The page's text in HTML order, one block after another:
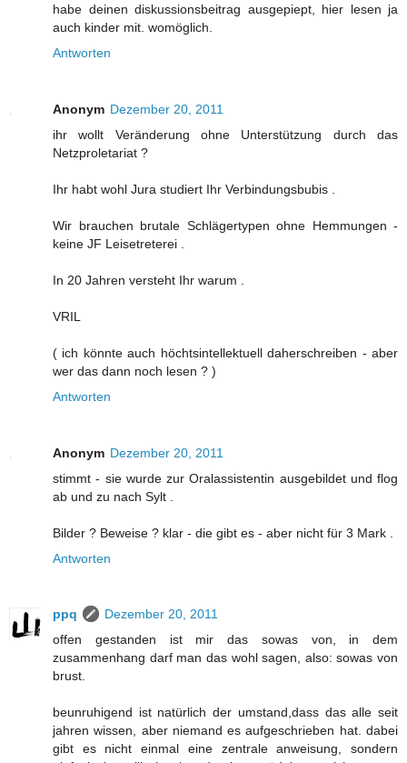
habe deinen diskussionsbeitrag ausgepiept, hier lesen ja
auch kinder mit. womöglich.
Antworten
Anonym Dezember 20, 2011
ihr wollt Veränderung ohne Unterstützung durch das
Netzproletariat ?
Ihr habt wohl Jura studiert Ihr Verbindungsbubis .
Wir brauchen brutale Schlägertypen ohne Hemmungen -
keine JF Leisetreterei .
In 20 Jahren versteht Ihr warum .
VRIL
( ich könnte auch höchtsintellektuell daherschreiben - aber
wer das dann noch lesen ? )
Antworten
Anonym Dezember 20, 2011
stimmt - sie wurde zur Oralassistentin ausgebildet und flog
ab und zu nach Sylt .
Bilder ? Beweise ? klar - die gibt es - aber nicht für 3 Mark .
Antworten
ppq
Dezember 20, 2011
offen gestanden ist mir das sowas von, in dem
zusammenhang darf man das wohl sagen, also: sowas von
brust.
beunruhigend ist natürlich der umstand,dass das alle seit
jahren wissen, aber niemand es aufgeschrieben hat. dabei
gibt es nicht einmal eine zentrale anweisung, sondern